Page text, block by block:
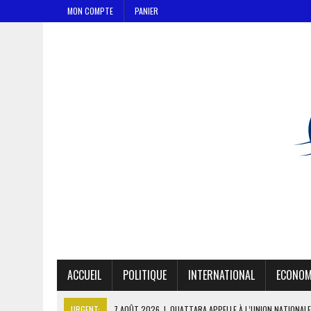
MON COMPTE PANIER
ACCUEIL POLITIQUE INTERNATIONAL